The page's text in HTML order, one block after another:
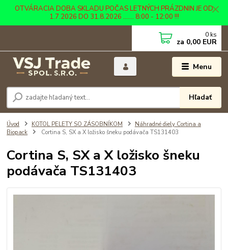
OTVÁRACIA DOBA SKLADU POČAS LETNÝCH PRÁZDNIN JE OD
1.7.2026 DO 31.8.2026 ....... 8:00 - 12:00 !!!
Menu
Hľadať
0 ks
za 0,00 EUR
Úvod KOTOL PELETY SO ZÁSOBNÍKOM
Náhradné diely Cortina a
Biopack
Cortina S, SX a X ložisko šneku podávača TS131403
Cortina S, SX a X ložisko šneku
podávača TS131403